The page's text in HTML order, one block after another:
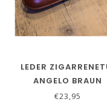
LEDER
ANGELO BRAUN
€23,95